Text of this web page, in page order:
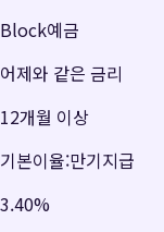
Block예금
어제와 같은 금리
12개월 이상
기본이율:만기지급
3.40%